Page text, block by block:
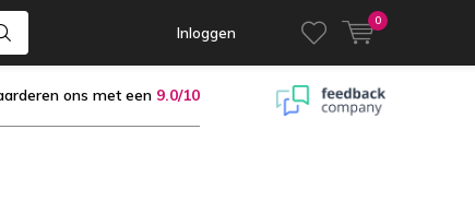
Inloggen
0
ons met een 9.0/10